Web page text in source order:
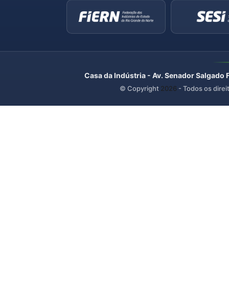
Casa da Indústria - Av. Senador
© Copyright 2026 - Todos os